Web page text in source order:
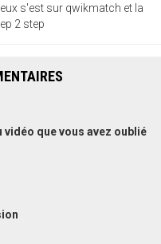
s'est sur qwikmatch et la
2 step
que vous avez oublié